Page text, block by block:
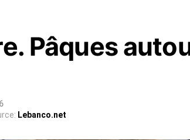
Pâques
Lebanco.net